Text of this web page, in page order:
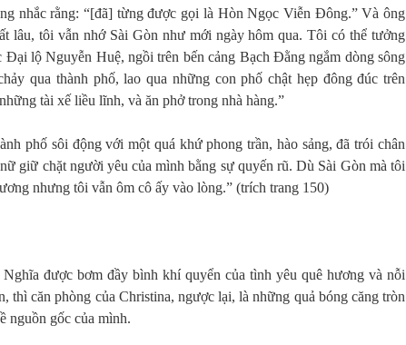
nhắc rằng: “[đã] từng được gọi là Hòn Ngọc Viễn Đông.” Và ông
lâu, tôi vẫn nhớ Sài Gòn như mới ngày hôm qua. Tôi có thể tưởng
lộ Nguyễn Huệ, ngồi trên bến cảng Bạch Đằng ngắm dòng sông
qua thành phố, lao qua những con phố chật hẹp đông đúc trên
tài xế liều lĩnh, và ăn phở trong nhà hàng.”
phố sôi động với một quá khứ phong trần, hào sảng, đã trói chân
giữ chặt người yêu của mình bằng sự quyến rũ. Dù Sài Gòn mà tôi
nhưng tôi vẫn ôm cô ấy vào lòng.” (trích trang 150)
được bơm đầy bình khí quyển của tình yêu quê hương và nỗi
thì căn phòng của Christina, ngược lại, là những quả bóng căng tròn
nguồn gốc của mình.